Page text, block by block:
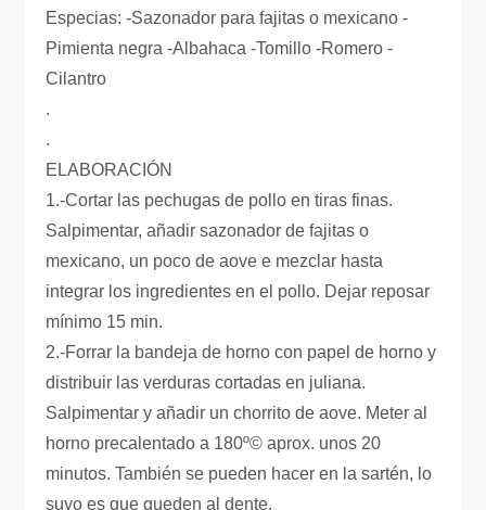
Especias: -Sazonador para fajitas o mexicano -
Pimienta negra -Albahaca -Tomillo -Romero -
Cilantro
.
.
ELABORACIÓN
1.-Cortar las pechugas de pollo en tiras finas.
Salpimentar, añadir sazonador de fajitas o
mexicano, un poco de aove e mezclar hasta
integrar los ingredientes en el pollo. Dejar reposar
mínimo 15 min.
2.-Forrar la bandeja de horno con papel de horno y
distribuir las verduras cortadas en juliana.
Salpimentar y añadir un chorrito de aove. Meter al
horno precalentado a 180º© aprox. unos 20
minutos. También se pueden hacer en la sartén, lo
suyo es que queden al dente.